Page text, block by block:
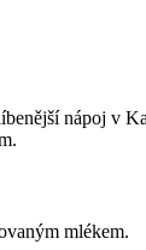
nápoj v
mlékem.